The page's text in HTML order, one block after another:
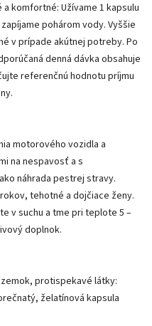
komfortné: Užívame 1 kapsulu
pohárom vody. Vyššie
v prípade akútnej potreby. Po
denná dávka obsahuje
referenčnú hodnotu príjmu
motorového vozidla a
na nespavosť a s
náhrada pestrej stravy.
tehotné a dojčiace ženy.
v suchu a tme pri teplote 5 –
doplnok.
protispekavé látky:
želatínová kapsula